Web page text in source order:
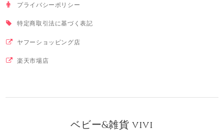
プライバシーポリシー
特定商取引法に基づく表記
ヤフーショッピング店
楽天市場店
ベビー&雑貨 vivi